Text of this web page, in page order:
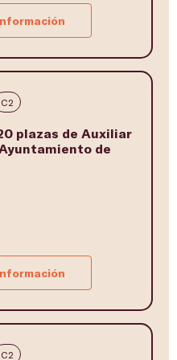
C2
plazas de Auxiliar
de
C2